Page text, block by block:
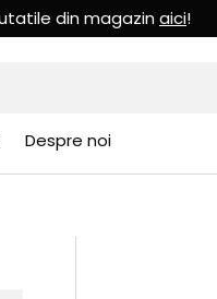
din magazin aici!
Despre noi